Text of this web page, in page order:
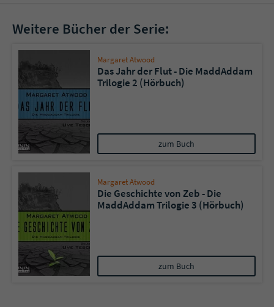
Weitere Bücher der Serie:
Margaret Atwood
Das Jahr der Flut - Die MaddAddam
Trilogie 2 (Hörbuch)
zum Buch
Margaret Atwood
Die Geschichte von Zeb - Die
MaddAddam Trilogie 3 (Hörbuch)
zum Buch